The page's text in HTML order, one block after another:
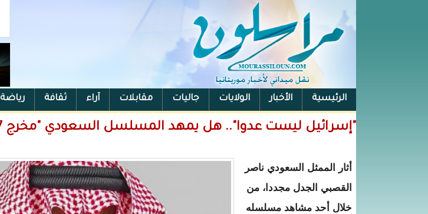
الرئيسية الأخبار الولايات جاليات مقابلات آراء ثقافة رياضة
الفيس بوك
"إسرائيل ليست عدوا".. هل يمهد المسلسل السعودي "مخرج 7" للتطبيع؟
أثار الممثل السعودي ناصر
القصبي الجدل مجددا، من
خلال أحد مشاهد مسلسله